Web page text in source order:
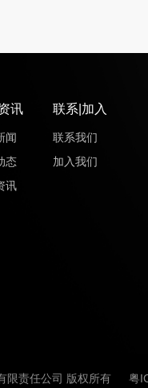
讯
闻
态
讯
联系|加入
联系我们
加入我们
限责任公司 版权所有 粤